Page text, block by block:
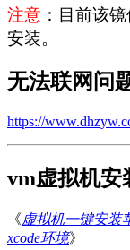
注意 ：目前该
安装。
无法联网问
https://
vm虚拟机安
《虚拟机一键安装
xcode环境》